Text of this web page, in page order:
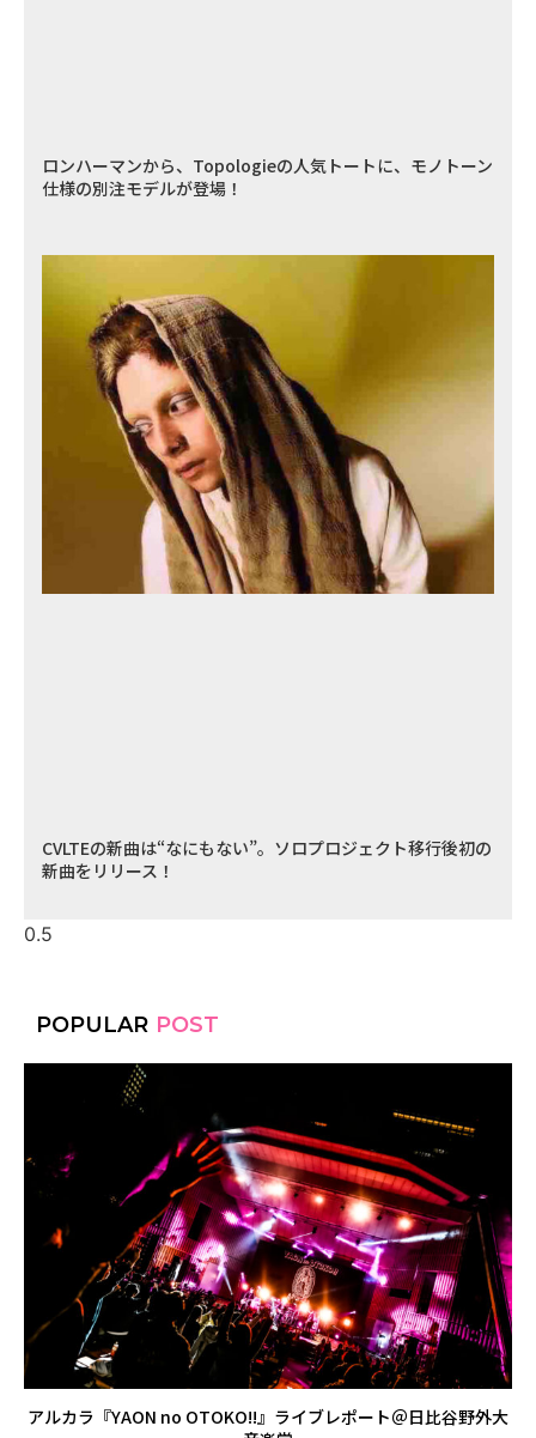
ロンハーマンから、Topologieの人気トートに、モノトーン
仕様の別注モデルが登場！
CVLTEの新曲は“なにもない”。ソロプロジェクト移行後初の
新曲をリリース！
POPULAR POST
アルカラ『YAON no OTOKO!!』ライブレポート＠日比谷野外大